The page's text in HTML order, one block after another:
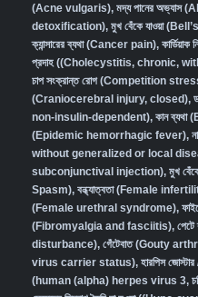
(Acne vulgaris), মদ্য পানের
detoxification), মুখ বেঁকে যাওয়া
ক্যান্সারের ব্যথা (Cancer pain),
প্রদাহ ((Cholecystitis, chronic,
চাপ সংক্রান্ত রোগ (Competition
(Craniocerebral injury, closed),
non-insulin-dependent), কান
(Epidemic hemorrhagic fever),
without generalized or local
subconjunctival injection), মুখ
Spasm), বন্ধ্যাত্বতা (Female
(Female urethral syndrome),
(Fibromyalgia and fasciitis),
disturbance), গেঁটেবাত (Gouty
virus carrier status), হারপিস
(human (alpha) herpes virus 3,